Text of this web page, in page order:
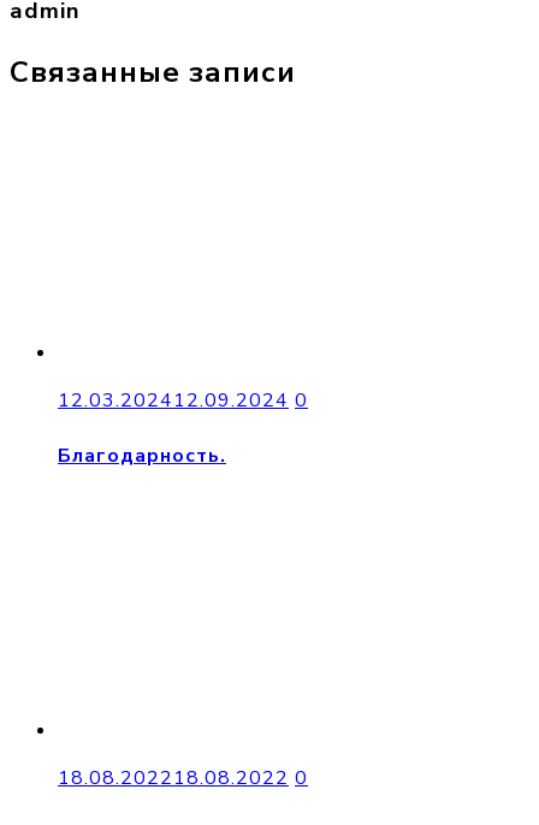
admin
Связанные записи
12.03.202412.09.2024 0
Благодарность.
18.08.202218.08.2022 0